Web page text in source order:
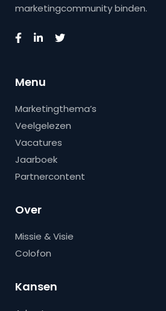
marketingcommunity binden.
Menu
Marketingthema’s
Veelgelezen
Vacatures
Jaarboek
Partnercontent
Over
Missie & Visie
Colofon
Kansen